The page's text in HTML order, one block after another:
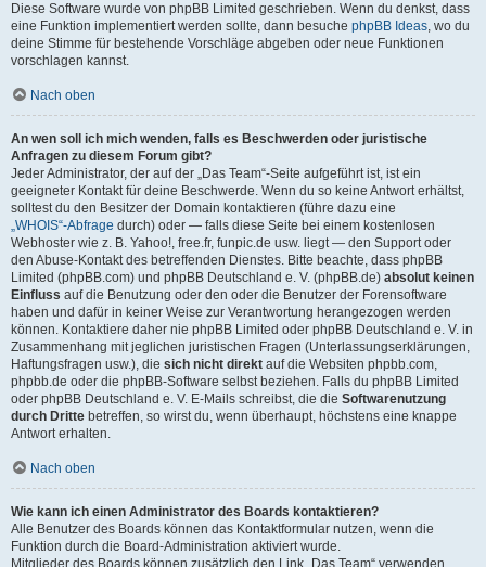
Diese Software wurde von phpBB Limited geschrieben. Wenn du denkst, dass
eine Funktion implementiert werden sollte, dann besuche phpBB Ideas, wo du
deine Stimme für bestehende Vorschläge abgeben oder neue Funktionen
vorschlagen kannst.
Nach oben
An wen soll ich mich wenden, falls es Beschwerden oder juristische
Anfragen zu diesem Forum gibt?
Jeder Administrator, der auf der „Das Team“-Seite aufgeführt ist, ist ein
geeigneter Kontakt für deine Beschwerde. Wenn du so keine Antwort erhältst,
solltest du den Besitzer der Domain kontaktieren (führe dazu eine
„WHOIS“-Abfrage durch) oder — falls diese Seite bei einem kostenlosen
Webhoster wie z. B. Yahoo!, free.fr, funpic.de usw. liegt — den Support oder
den Abuse-Kontakt des betreffenden Dienstes. Bitte beachte, dass phpBB
Limited (phpBB.com) und phpBB Deutschland e. V. (phpBB.de) absolut keinen
Einfluss auf die Benutzung oder den oder die Benutzer der Forensoftware
haben und dafür in keiner Weise zur Verantwortung herangezogen werden
können. Kontaktiere daher nie phpBB Limited oder phpBB Deutschland e. V. in
Zusammenhang mit jeglichen juristischen Fragen (Unterlassungserklärungen,
Haftungsfragen usw.), die sich nicht direkt auf die Websiten phpbb.com,
phpbb.de oder die phpBB-Software selbst beziehen. Falls du phpBB Limited
oder phpBB Deutschland e. V. E-Mails schreibst, die die Softwarenutzung
durch Dritte betreffen, so wirst du, wenn überhaupt, höchstens eine knappe
Antwort erhalten.
Nach oben
Wie kann ich einen Administrator des Boards kontaktieren?
Alle Benutzer des Boards können das Kontaktformular nutzen, wenn die
Funktion durch die Board-Administration aktiviert wurde.
Mitglieder des Boards können zusätzlich den Link „Das Team“ verwenden.